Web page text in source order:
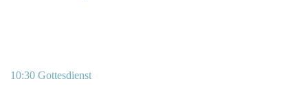
10:30 Gottesdienst